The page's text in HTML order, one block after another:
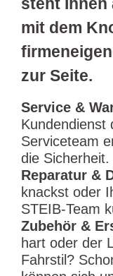
mit dem
zur Seite.
Service &
Kundendienst
Serviceteam
die Sicherheit.
Reparatur &
knackst oder
STEIB-Team
Zubehör &
hart oder der
Fahrstil?